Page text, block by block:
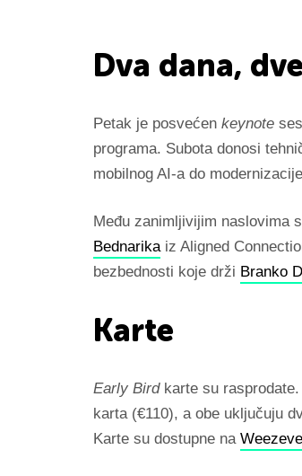
Dva dana,
Petak je posvećen keynote
programa. Subota donosi
mobilnog AI-a do modernizacije
Među zanimljivijim naslovima
Bednarika iz Aligned
bezbednosti koje drži Branko
Karte
Early Birdkarte su rasprodate.
karta (€110), a obe uključuju
Karte su dostupne na